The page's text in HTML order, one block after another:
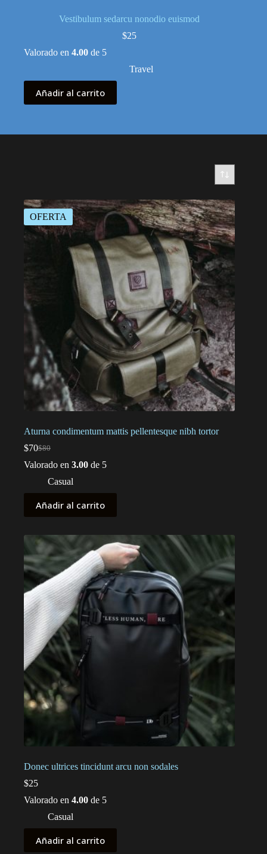
Vestibulum sedarcu nonodio euismod
$25
Valorado en 4.00 de 5
Travel
Añadir al carrito
OFERTA
Aturna condimentum mattis pellentesque nibh tortor
$80
El
precio
era:
$80.
$70El
precio
$70.
Valorado en 3.00 de 5
Casual
Añadir al carrito
Donec ultrices tincidunt arcu non sodales
$25
Valorado en 4.00 de 5
Casual
Añadir al carrito